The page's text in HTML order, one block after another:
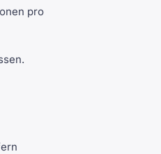
pro